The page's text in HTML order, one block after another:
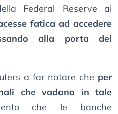
Federal Reserve ai
fatica ad accedere
alla porta del
a far notare che per
che vadano in tale
che le banche